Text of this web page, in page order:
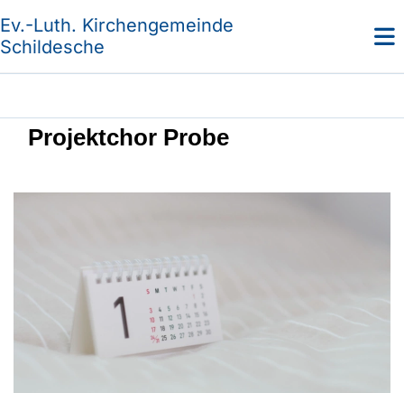
Ev.-Luth. Kirchengemeinde
Schildesche
Projektchor Probe